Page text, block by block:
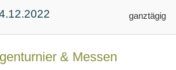
ganztägig
& Messen